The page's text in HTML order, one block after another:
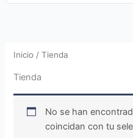
Inicio / Tienda
Tienda
No se han
coincidan con tu